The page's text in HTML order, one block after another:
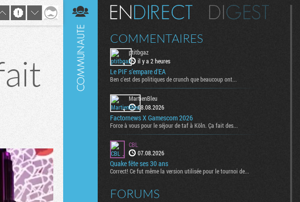
Digest
COMMENTAIRES
ptitbgaz
il y a 2 heures
Le PIF s'empare d'EA
Ben c'est des politiques de crunch que beaucoup ont...
MartienBleu
08.08.2026
Factornews X Gamescom 2026
Force à vous pour le séjour de taf à Köln. Ça fait des...
CBL
07.08.2026
Quake fête ses 30 ans
Correct! Ce fut même la version utilisée pour le tournoi de...
FORUMS